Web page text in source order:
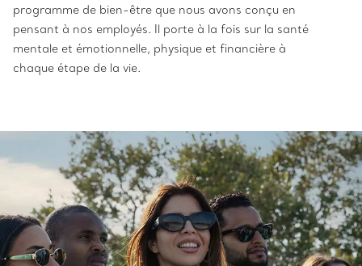
programme de bien-être que nous avons conçu en
pensant à nos employés. Il porte à la fois sur la santé
mentale et émotionnelle, physique et financière à
chaque étape de la vie.